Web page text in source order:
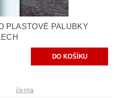
PLASTOVÉ PALUBKY
černá